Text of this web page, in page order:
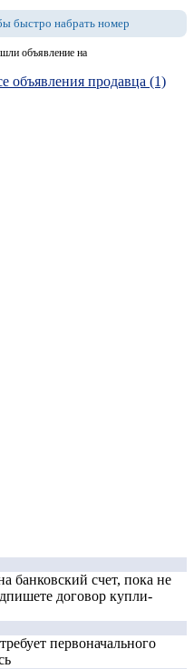
быстро набрать номер
объявление на
объявления продавца (1)
банковский счет, пока не
договор купли-
первоначального